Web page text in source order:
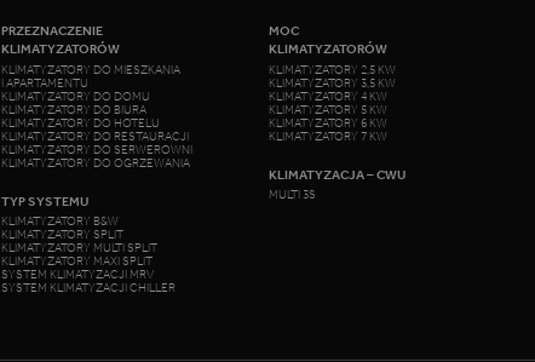
PRZEZNACZENIE
KLIMATYZATORÓW
KLIMATYZATORY DO MIESZKANIA
I APARTAMENTU
KLIMATYZATORY DO DOMU
KLIMATYZATORY DO BIURA
KLIMATYZATORY DO HOTELU
KLIMATYZATORY DO RESTAURACJI
KLIMATYZATORY DO SERWEROWNI
KLIMATYZATORY DO OGRZEWANIA
TYP SYSTEMU
KLIMATYZATORY B&W
KLIMATYZATORY SPLIT
KLIMATYZATORY MULTI SPLIT
KLIMATYZATORY MAXI SPLIT
SYSTEM KLIMATYZACJI MRV
SYSTEM KLIMATYZACJI CHILLER
MOC
KLIMATYZATORÓW
KLIMATYZATORY 2,5 KW
KLIMATYZATORY 3,5 KW
KLIMATYZATORY 4 KW
KLIMATYZATORY 5 KW
KLIMATYZATORY 6 KW
KLIMATYZATORY 7 KW
KLIMATYZACJA – CWU
MULTI 3S